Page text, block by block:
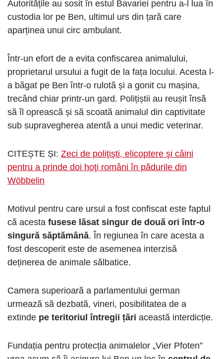
Autoritățile au sosit în estul Bavariei pentru a-l lua în
custodia lor pe Ben, ultimul urs din țară care
aparținea unui circ ambulant.
Într-un efort de a evita confiscarea animalului,
proprietarul ursului a fugit de la fața locului. Acesta l-
a băgat pe Ben într-o rulotă și a gonit cu mașina,
trecând chiar printr-un gard. Polițiștii au reușit însă
să îl oprească și să scoată animalul din captivitate
sub supravegherea atentă a unui medic veterinar.
CITEȘTE ȘI: Zeci de poliţişti, elicoptere şi câini
pentru a prinde doi hoţi români în pădurile din
Wöbbelin
Motivul pentru care ursul a fost confiscat este faptul
că acesta fusese lăsat singur de două ori într-o
singură săptămână. În regiunea în care acesta a
fost descoperit este de asemenea interzisă
deținerea de animale sălbatice.
Camera superioară a parlamentului german
urmează să dezbată, vineri, posibilitatea de a
extinde pe teritoriul întregii țări această interdicție.
Fundația pentru protecția animalelor „Vier Pfoten”